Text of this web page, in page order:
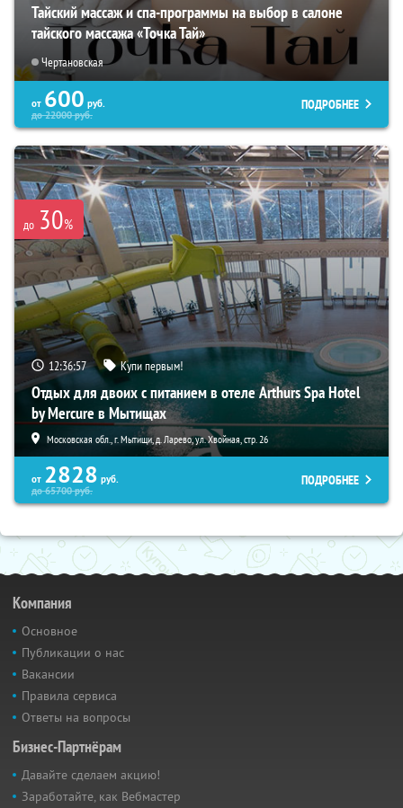
Тайский массаж и спа-программы на выбор в салоне
тайского массажа «Точка Тай»
Чертановская
от 600 руб.
до22000руб.
ПОДРОБНЕЕ
до 30%
12:36:56 Купи первым!
Отдых для двоих с питанием в отеле Arthurs Spa Hotel
by Mercure в Мытищах
Московская обл., г. Мытищи, д. Ларево, ул. Хвойная, стр. 26
от 2828 руб.
до65700руб.
ПОДРОБНЕЕ
Компания
Основное
Публикации о нас
Вакансии
Правила сервиса
Ответы на вопросы
Бизнес-Партнёрам
Давайте сделаем акцию!
Заработайте, как Вебмастер